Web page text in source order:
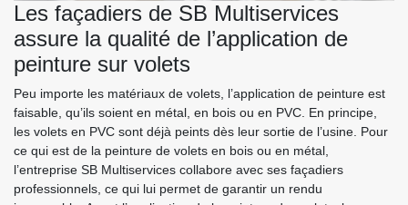
Les façadiers de SB Multiservices
assure la qualité de l’application de
peinture sur volets
Peu importe les matériaux de volets, l’application de peinture est
faisable, qu’ils soient en métal, en bois ou en PVC. En principe,
les volets en PVC sont déjà peints dès leur sortie de l’usine. Pour
ce qui est de la peinture de volets en bois ou en métal,
l’entreprise SB Multiservices collabore avec ses façadiers
professionnels, ce qui lui permet de garantir un rendu